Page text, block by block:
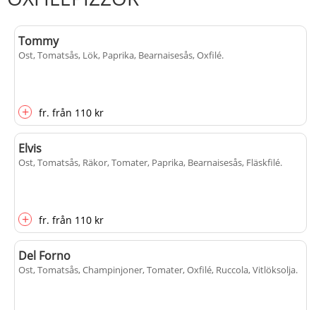
Tommy
Ost, Tomatsås, Lök, Paprika, Bearnaisesås, Oxfilé.
+ fr. från 110 kr
Elvis
Ost, Tomatsås, Räkor, Tomater, Paprika, Bearnaisesås, Fläskfilé.
+ fr. från 110 kr
Del Forno
Ost, Tomatsås, Champinjoner, Tomater, Oxfilé, Ruccola, Vitlöksolja.